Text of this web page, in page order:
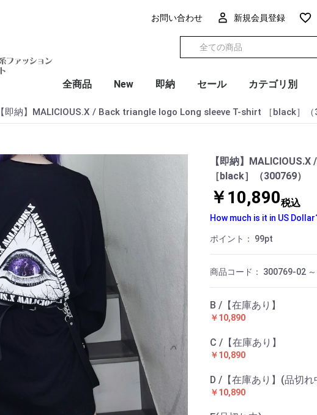
お問い合わせ 新規会員登録
全商品 New 即納 セール カテゴリ別
【即納】MALICIOUS.X / Back triangle logo Long sleeve T-shirt ［black］
【即納】
［black］（300769）
￥10,890税込
How much is it in US
ポイント： 99pt
商品コード： 300769-02
B /【在庫あり】
￥10,890
C /【在庫あり】
￥10,890
D /【在庫あり】(品切れ
￥10,890